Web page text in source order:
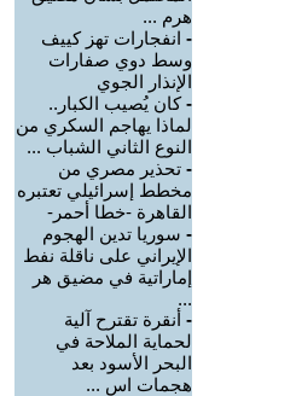
هرم ...
- انفجارات تهز كييف
وسط دوي صفارات
الإنذار الجوي
-كان يُصيب الكبار..
لماذا يهاجم السكري من
النوع الثاني الشباب ...
- تحذير مصري من
مخطط إسرائيلي تعتبره
القاهرة -خطا أحمر-
- سوريا تدين الهجوم
الإيراني على ناقلة نفط
إماراتية في مضيق هر
...
- أنقرة تقترح آلية
لحماية الملاحة في
البحر الأسود بعد
هجمات اس ...